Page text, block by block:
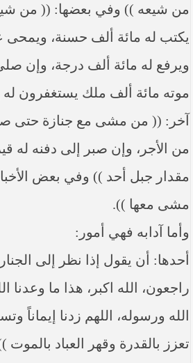
من شيعه )) وفي بعضها: (( من
يكتب له مائة ألف حسنة، ويمحى
ويرفع له مائة ألف درجة، وإن
موته مائة ألف ملك يستغفرون
آخر: (( من مشى مع جنازة حتى
من الأجر، وإن صبر إلى دفنه له
مقدار جبل أحد )) وفي بعض
مشى معها )).
وأما آدابه فهي أمور:
أحدها: أن يقول إذا نظر إلى
راجعون، الله اكبر، هذا ما
الله ورسوله، اللهم زدنا إيماناً
تعزز بالقدرة وقهر العباد